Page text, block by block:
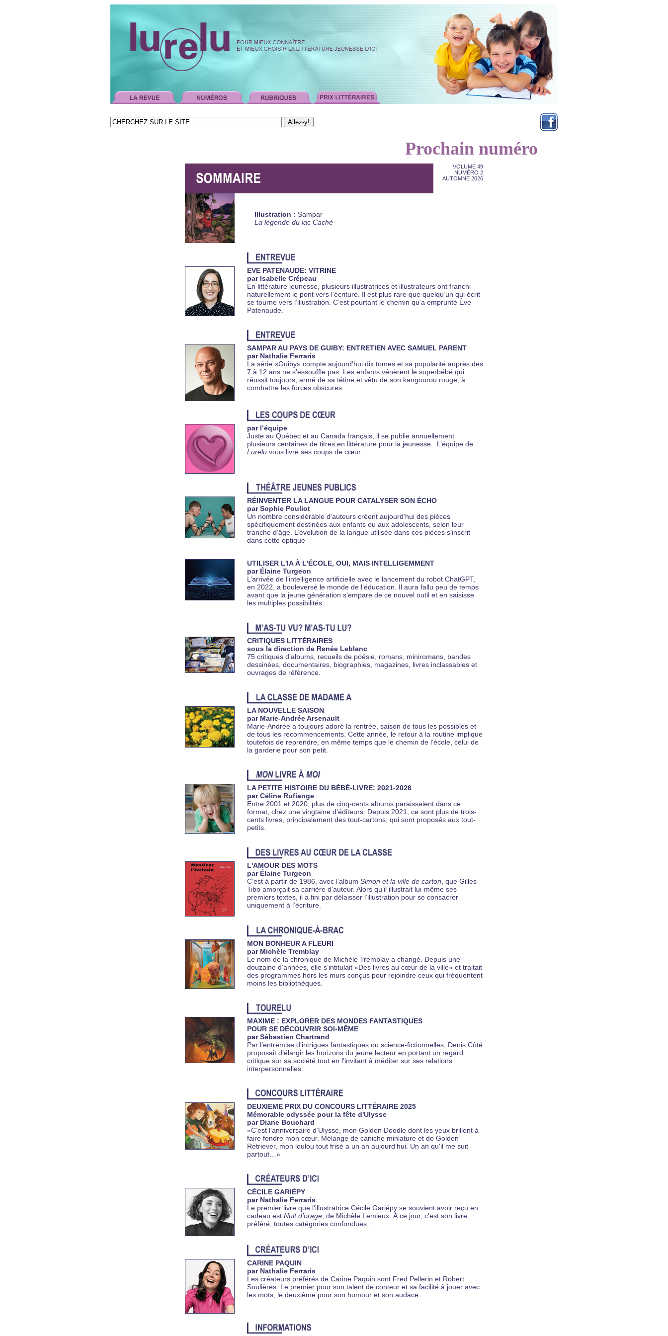
Prochain numéro
VOLUME 49
NUMÉRO 2
AUTOMNE 2026
Illustration : Sampar
La légende du lac Caché
EVE PATENAUDE: VITRINE
par Isabelle Crépeau
En littérature jeunesse, plusieurs illustratrices et illustrateurs ont franchi
naturellement le pont vers l’écriture. Il est plus rare que quelqu’un qui écrit
se tourne vers l’illustration. C’est pourtant le chemin qu’a emprunté Ève
Patenaude.
SAMPAR AU PAYS DE GUIBY: ENTRETIEN AVEC SAMUEL PARENT
par Nathalie Ferraris
La série «Guiby» compte aujourd’hui dix tomes et sa popularité auprès des
7 à 12 ans ne s’essouffle pas. Les enfants vénèrent le superbébé qui
réussit toujours, armé de sa tétine et vêtu de son kangourou rouge, à
combattre les forces obscures.
par l’équipe
Juste au Québec et au Canada français, il se publie annuellement
plusieurs centaines de titres en littérature pour la jeunesse. L’équipe de
Lurelu vous livre ses coups de cœur.
RÉINVENTER LA LANGUE POUR CATALYSER SON ÉCHO
par Sophie Pouliot
Un nombre considérable d’auteurs créent aujourd’hui des pièces
spécifiquement destinées aux enfants ou aux adolescents, selon leur
tranche d’âge. L’évolution de la langue utilisée dans ces pièces s’inscrit
dans cette optique
UTILISER L'IA À L'ÉCOLE, OUI, MAIS INTELLIGEMMENT
par Élaine Turgeon
L’arrivée de l’intelligence artificielle avec le lancement du robot ChatGPT,
en 2022, a bouleversé le monde de l’éducation. Il aura fallu peu de temps
avant que la jeune génération s’empare de ce nouvel outil et en saisisse
les multiples possibilités.
CRITIQUES LITTÉRAIRES
sous la direction de Renée Leblanc
75 critiques d’albums, recueils de poésie, romans, miniromans, bandes
dessinées, documentaires, biographies, magazines, livres inclassables et
ouvrages de référence.
LA NOUVELLE SAISON
par Marie-Andrée Arsenault
Marie-Andrée a toujours adoré la rentrée, saison de tous les possibles et
de tous les recommencements. Cette année, le retour à la routine implique
toutefois de reprendre, en même temps que le chemin de l’école, celui de
la garderie pour son petit.
LA PETITE HISTOIRE DU BÉBÉ-LIVRE: 2021-2026
par Céline Rufiange
Entre 2001 et 2020, plus de cinq-cents albums paraissaient dans ce
format, chez une vingtaine d’éditeurs. Depuis 2021, ce sont plus de trois-
cents livres, principalement des tout-cartons, qui sont proposés aux tout-
petits.
L'AMOUR DES MOTS
par Élaine Turgeon
C’est à partir de 1986, avec l’album Simon et la ville de carton , que Gilles
Tibo amorçait sa carrière d’auteur. Alors qu’il illustrait lui-même ses
premiers textes, il a fini par délaisser l’illustration pour se consacrer
uniquement à l’écriture.
MON BONHEUR A FLEURI
par Michèle Tremblay
Le nom de la chronique de Michèle Tremblay a changé. Depuis une
douzaine d’années, elle s’intitulait «Des livres au cœur de la ville» et traitait
des programmes hors les murs conçus pour rejoindre ceux qui fréquentent
moins les bibliothèques.
MAXIME : EXPLORER DES MONDES FANTASTIQUES
POUR SE DÉCOUVRIR SOI-MÊME
par Sébastien Chartrand
Par l’entremise d’intrigues fantastiques ou science-fictionnelles, Denis Côté
proposait d’élargir les horizons du jeune lecteur en portant un regard
critique sur sa société tout en l’invitant à méditer sur ses relations
interpersonnelles.
DEUXIEME PRIX DU CONCOURS LITTÉRAIRE 2025
Mémorable odyssée pour la fête d'Ulysse
par Diane Bouchard
«C’est l’anniversaire d’Ulysse, mon Golden Doodle dont les yeux brillent à
faire fondre mon cœur. Mélange de caniche miniature et de Golden
Retriever, mon loulou tout frisé a un an aujourd’hui. Un an qu'il me suit
partout…»
CÉCILE GARIÉPY
par Nathalie Ferraris
Le premier livre que l'illustratrice Cécile Gariépy se souvient avoir reçu en
cadeau est Nuit d’orage , de Michèle Lemieux. À ce jour, c’est son livre
préféré, toutes catégories confondues.
CARINE PAQUIN
par Nathalie Ferraris
Les créateurs préférés de Carine Paquin sont Fred Pellerin et Robert
Soulières. Le premier pour son talent de conteur et sa facilité à jouer avec
les mots, le deuxième pour son humour et son audace.